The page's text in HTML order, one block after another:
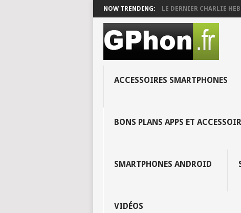
NOW TRENDING: LE DERNIER CHARLIE
ACCESSOIRES SMARTPHONES
BONS PLANS APPS ET
SMARTPHONES ANDROID
VIDÉOS